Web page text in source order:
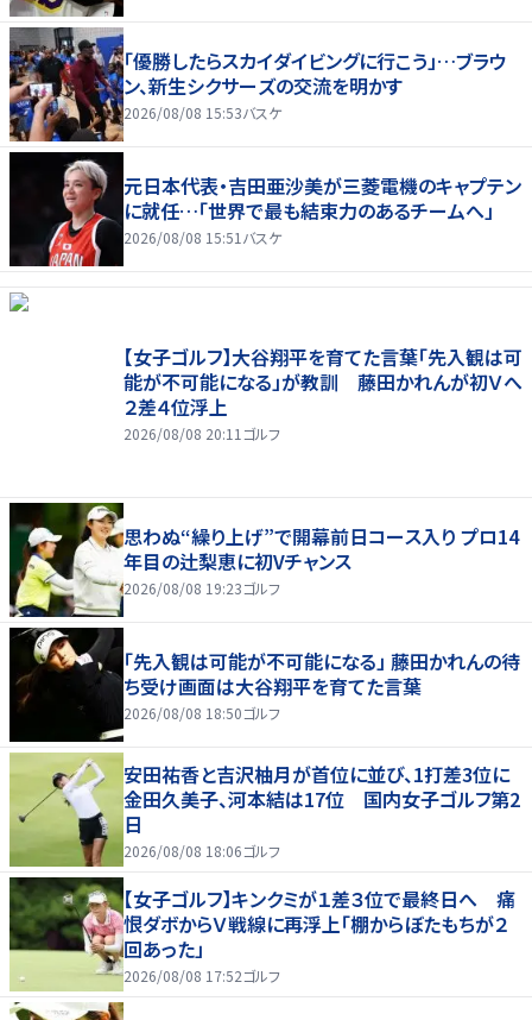
「優勝したらスカイダイビングに行こう」…ブラウ
ン、新生シクサーズの交流を明かす
2026/08/08 15:53バスケ
元日本代表・吉田亜沙美が三菱電機のキャプテン
に就任…「世界で最も結束力のあるチームへ」
2026/08/08 15:51バスケ
【女子ゴルフ】大谷翔平を育てた言葉「先入観は可
能が不可能になる」が教訓 藤田かれんが初Ｖへ
２差４位浮上
2026/08/08 20:11 ゴルフ
思わぬ“繰り上げ”で開幕前日コース入り プロ14
年目の辻梨恵に初Vチャンス
2026/08/08 19:23ゴルフ
「先入観は可能が不可能になる」 藤田かれんの待
ち受け画面は大谷翔平を育てた言葉
2026/08/08 18:50ゴルフ
安田祐香と吉沢柚月が首位に並び、1打差3位に
金田久美子、河本結は17位 国内女子ゴルフ第2
日
2026/08/08 18:06ゴルフ
【女子ゴルフ】キンクミが１差３位で最終日へ 痛
恨ダボからＶ戦線に再浮上「棚からぼたもちが２
回あった」
2026/08/08 17:52ゴルフ